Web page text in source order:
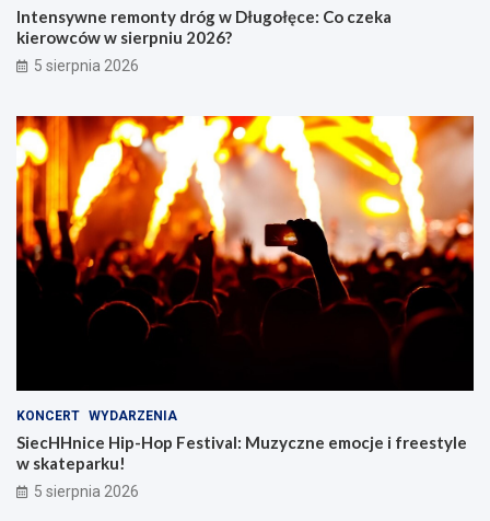
Intensywne remonty dróg w Długołęce: Co czeka
kierowców w sierpniu 2026?
5 sierpnia 2026
KONCERT WYDARZENIA
SiecHHnice Hip-Hop Festival: Muzyczne emocje i freestyle
w skateparku!
5 sierpnia 2026